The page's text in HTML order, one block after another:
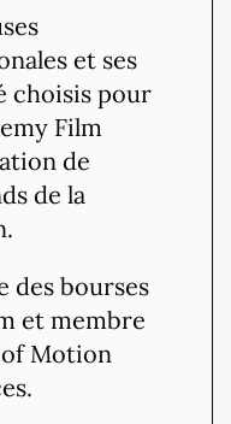
et ses
choisis pour
Film
de
de la
des bourses
et membre
of Motion